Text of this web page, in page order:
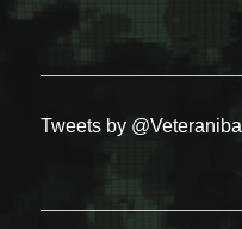
Tweets by @Veteraniba